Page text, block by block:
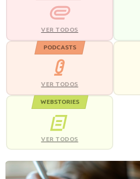
VER TODOS
PODCASTS
VER TODOS
WEBSTORIES
VER TODOS